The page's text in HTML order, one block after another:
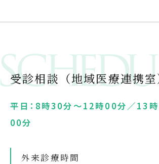
受診相談（地域医療連携室
平日：8時30分～12時00分／13
00分
外来診療時間